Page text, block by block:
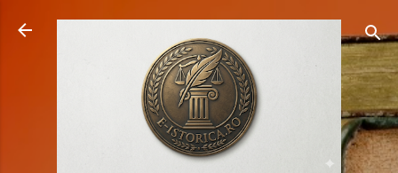
Treceți la conținutul principal